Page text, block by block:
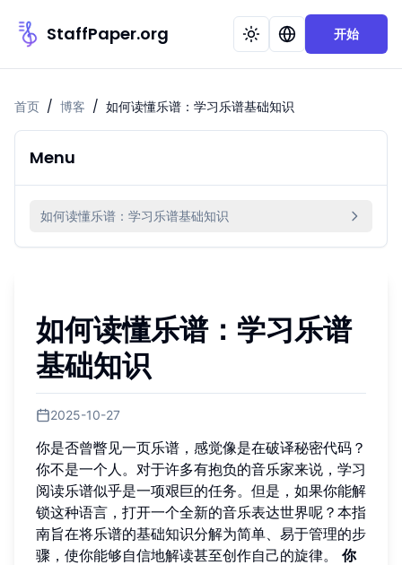
StaffPaper.org 开始
首页 / 博客 / 如何读懂乐谱：学习乐谱基础知识
Menu
如何读懂乐谱：学习乐谱基础知识
如何读懂乐谱：学习乐谱
基础知识
2025-10-27
你是否曾瞥见一页乐谱，感觉像是在破译秘密代码？
你不是一个人。对于许多有抱负的音乐家来说，学习
阅读乐谱似乎是一项艰巨的任务。但是，如果你能解
锁这种语言，打开一个全新的音乐表达世界呢？本指
南旨在将乐谱的基础知识分解为简单、易于管理的步
骤，使你能够自信地解读甚至创作自己的旋律。 你